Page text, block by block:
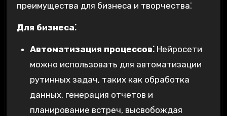
преимущества для бизнеса и творчества⁚
Для бизнеса⁚
Автоматизация процессов⁚Нейросети
можно использовать для автоматизации
рутинных задач‚ таких как обработка
данных‚ генерация отчетов и
планирование встреч‚ высвобождая